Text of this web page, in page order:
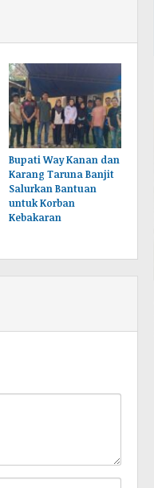
Bupati Way Kanan dan
Karang Taruna Banjit
Salurkan Bantuan
untuk Korban
Kebakaran